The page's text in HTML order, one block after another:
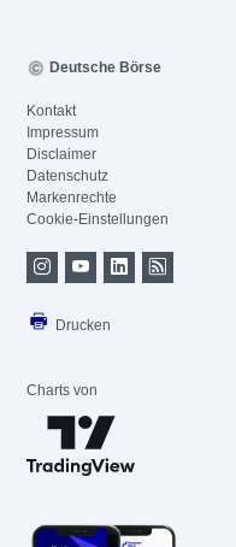
Deutsche Börse
Kontakt
Impressum
Disclaimer
Datenschutz
Markenrechte
Cookie-Einstellungen
Drucken
Charts von